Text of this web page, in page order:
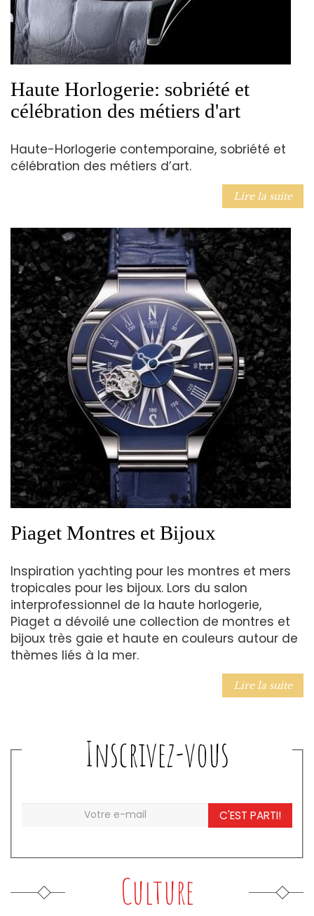
Haute Horlogerie: sobriété et
célébration des métiers d'art
Haute-Horlogerie contemporaine, sobriété et
célébration des métiers d’art.
Lire la suite
Piaget Montres et Bijoux
Inspiration yachting pour les montres et mers
tropicales pour les bijoux. Lors du salon
interprofessionnel de la haute horlogerie,
Piaget a dévoilé une collection de montres et
bijoux très gaie et haute en couleurs autour de
thèmes liés à la mer.
Lire la suite
Inscrivez-vous
C'EST PARTI!
Culture